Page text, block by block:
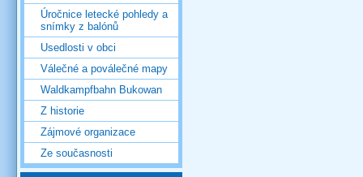
Úročnice letecké pohledy a
snímky z balónů
Usedlosti v obci
Válečné a poválečné mapy
Waldkampfbahn Bukowan
Z historie
Zájmové organizace
Ze současnosti